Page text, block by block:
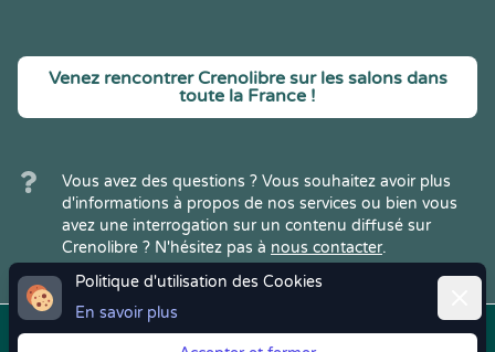
Politique d'utilisation des Cookies
En savoir plus
Venez rencontrer Crenolibre sur les salons dans
toute la France !
Vous avez des questions ? Vous souhaitez avoir plus
d'informations à propos de nos services ou bien vous
avez une interrogation sur un contenu diffusé sur
Crenolibre ? N'hésitez pas à nous contacter.
Copyright © 2022Crenolibre, tous Mentions | CGV | RGPD